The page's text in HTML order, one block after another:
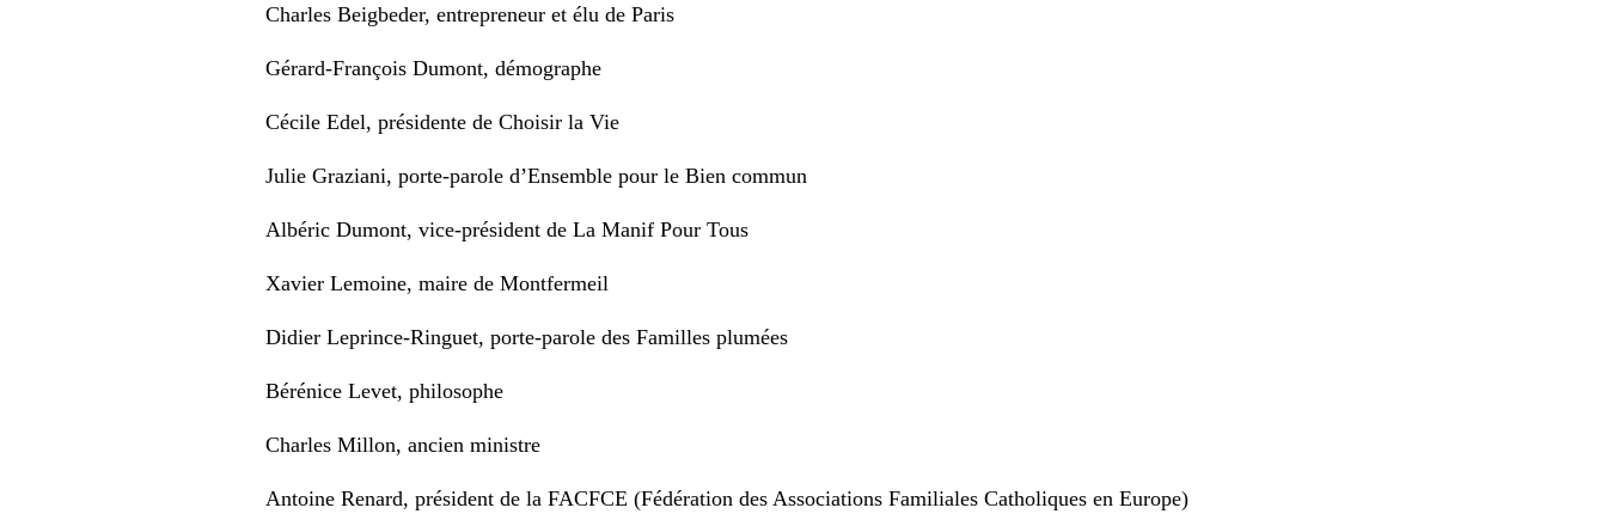
Charles Beigbeder, entrepreneur et élu de Paris
Gérard-François Dumont, démographe
Cécile Edel, présidente de Choisir la Vie
Julie Graziani, porte-parole d’Ensemble pour le Bien commun
Albéric Dumont, vice-président de La Manif Pour Tous
Xavier Lemoine, maire de Montfermeil
Didier Leprince-Ringuet, porte-parole des Familles plumées
Bérénice Levet, philosophe
Charles Millon, ancien ministre
Antoine Renard, président de la FACFCE (Fédération des Associations Familiales Catholiques en Europe)